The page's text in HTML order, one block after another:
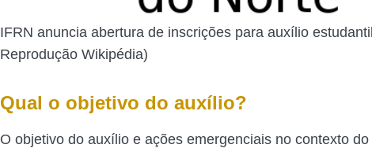
IFRN anuncia abertura de inscrições para auxílio
Reprodução Wikipédia)
Qual o objetivo do auxílio?
O objetivo do auxílio e ações emergenciais no contexto